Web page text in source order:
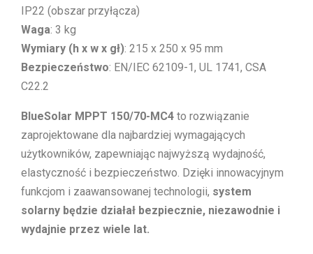
IP22 (obszar przyłącza)
Waga: 3 kg
Wymiary (h x w x gł): 215 x 250 x 95 mm
Bezpieczeństwo: EN/IEC 62109-1, UL 1741, CSA
C22.2
BlueSolar MPPT 150/70-MC4 to rozwiązanie
zaprojektowane dla najbardziej wymagających
użytkowników, zapewniając najwyższą wydajność,
elastyczność i bezpieczeństwo. Dzięki innowacyjnym
funkcjom i zaawansowanej technologii, system
solarny będzie działał bezpiecznie, niezawodnie i
wydajnie przez wiele lat.